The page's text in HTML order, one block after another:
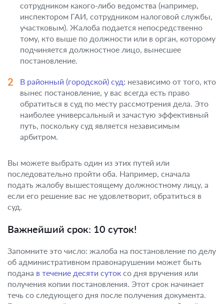
сотрудником какого-либо ведомства (например,
инспектором ГАИ, сотрудником налоговой службы,
участковым). Жалоба подается непосредственно
тому, кто выше по должности или в орган, которому
подчиняется должностное лицо, вынесшее
постановление.
В районный (городской) суд: независимо от того, кто
вынес постановление, у вас всегда есть право
обратиться в суд по месту рассмотрения дела. Это
наиболее универсальный и зачастую эффективный
путь, поскольку суд является независимым
арбитром.
Вы можете выбрать один из этих путей или
последовательно пройти оба. Например, сначала
подать жалобу вышестоящему должностному лицу, а
если его решение вас не удовлетворит, обратиться в
суд.
Важнейший срок: 10 суток!
Запомните это число: жалоба на постановление по делу
об административном правонарушении может быть
подана в течение десяти суток со дня вручения или
получения копии постановления. Этот срок начинает
течь со следующего дня после получения документа.